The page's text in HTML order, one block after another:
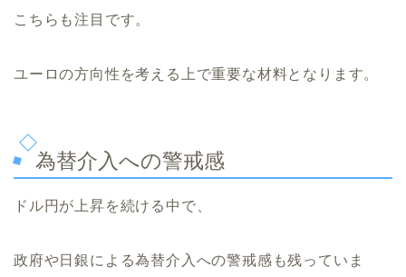
こちらも注目です。
ユーロの方向性を考える上で重要な材料となります。
為替介入への警戒感
ドル円が上昇を続ける中で、
政府や日銀による為替介入への警戒感も残っていま